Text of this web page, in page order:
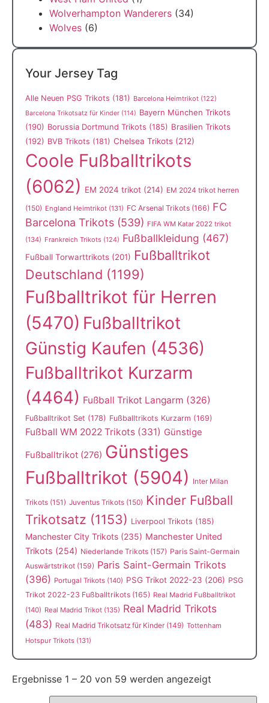
Wolverhampton Wanderers (34)
Wolves (6)
Your Jersey Tag
Alle Neuen PSG Trikots (181) Barcelona Heimtrikot (122)
Barcelona Trikotsatz für Kinder (114) Bayern München Trikots
(190) Borussia Dortmund Trikots (185) Brasilien Trikots
(192) BVB Trikots (181) Chelsea Trikots (212)
Coole Fußballtrikots
(6062) EM 2024 trikot (214) EM 2024 trikot herren
(150) England Heimtrikot (131) FC Arsenal Trikots (166) FC
Barcelona Trikots (539) FIFA WM Katar 2022 trikot
(134) Frankreich Trikots (124) Fußballkleidung (467)
Fußball Torwarttrikots (201) Fußballtrikot
Deutschland (1199)
Fußballtrikot für Herren
(5470) Fußballtrikot
Günstig Kaufen (4536)
Fußballtrikot Kurzarm
(4464) Fußball Trikot Langarm (326)
Fußballtrikot Set (178) Fußballtrikots Kurzarm (169)
Fußball WM 2022 Trikots (331) Günstige
Fußballtrikot (276) Günstiges
Fußballtrikot (5904) Inter Milan
Trikots (151) Juventus Trikots (150) Kinder Fußball
Trikotsatz (1153) Liverpool Trikots (185)
Manchester City Trikots (235) Manchester United
Trikots (254) Niederlande Trikots (157) Paris Saint-Germain
Auswärtstrikot (159) Paris Saint-Germain Trikots
(396) Portugal Trikots (140) PSG Trikot 2022-23 (206) PSG
Trikot 2022-23 Fußballtrikots (165) Real Madrid Fußballtrikot
(140) Real Madrid Trikot (135) Real Madrid Trikots
(483) Real Madrid Trikotsatz für Kinder (149) Tottenham
Hotspur Trikots (131)
Ergebnisse 1 – 20 von 59 werden angezeigt